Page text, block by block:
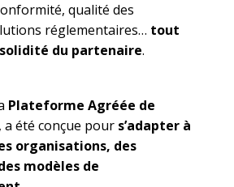
qualité des
réglementaires… tout
du partenaire.
Plateforme Agréée de
, a été conçue pour s’adapter à
organisations, des
modèles de